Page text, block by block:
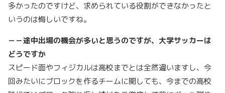
多かったのですけど、求められている役割ができなかったと
いうのは悔しいですね。
－－途中出場の機会が多いと思うのですが、大学サッカーは
どうですか
スピード面やフィジカルは高校までとは全然違いますし、今
回みたいにブロックを作るチームに関しても、今までの高校